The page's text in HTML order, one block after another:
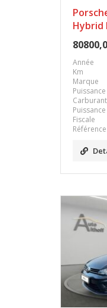
Hybrid
Année
Km
Marque
Carburant
Puissance
Fiscale
Référence